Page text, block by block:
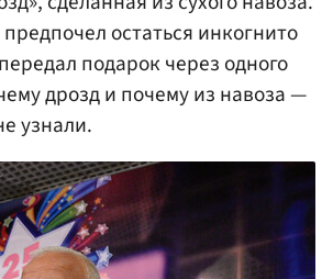
остаться инкогнито
подарок через одного
дрозд и почему из навоза —
узнали.